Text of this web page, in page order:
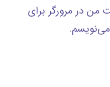
من در مرورگر برای
می‌نویسم.